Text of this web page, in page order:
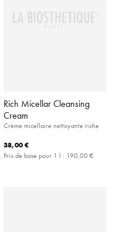
Rich Micellar Cleansing
Cream
Crème micellaire nettoyante riche
38,00 €
Prix de base pour 1 l : 190,00 €